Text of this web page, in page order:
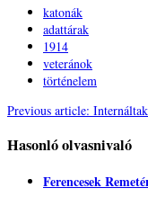
katonák
adattárak
1914
veteránok
történelem
Previous article: Internáltak
Hasonló olvasnivaló
Ferencesek